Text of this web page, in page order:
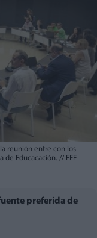
reunión entre con los
de Educacación. // EFE
preferida de